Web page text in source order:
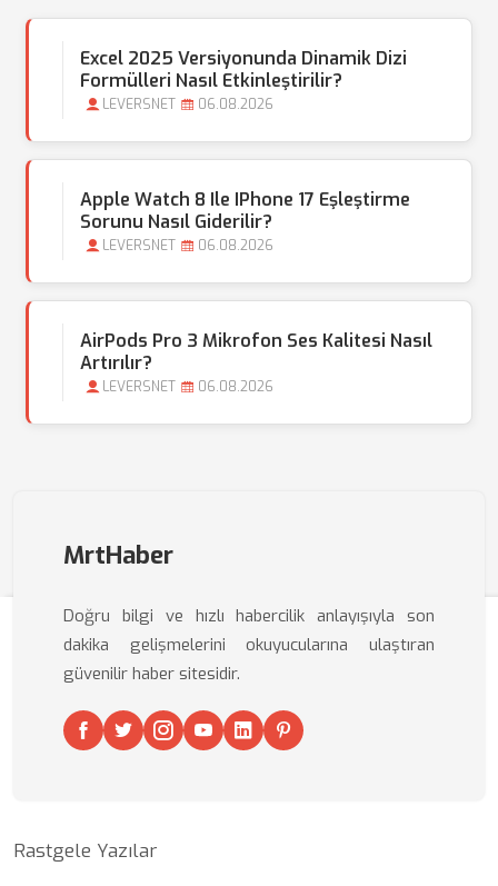
Excel 2025 Versiyonunda Dinamik Dizi
Formülleri Nasıl Etkinleştirilir?
LEVERSNET 06.08.2026
Apple Watch 8 Ile IPhone 17 Eşleştirme
Sorunu Nasıl Giderilir?
LEVERSNET 06.08.2026
AirPods Pro 3 Mikrofon Ses Kalitesi Nasıl
Artırılır?
LEVERSNET 06.08.2026
MrtHaber
Doğru bilgi ve hızlı habercilik anlayışıyla son
dakika gelişmelerini okuyucularına ulaştıran
güvenilir haber sitesidir.
Rastgele Yazılar